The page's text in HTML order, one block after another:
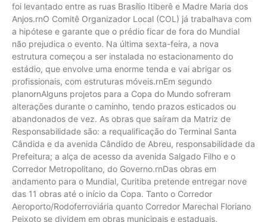
foi levantado entre as ruas Brasílio Itiberê e Madre Maria dos
Anjos.rnO Comitê Organizador Local (COL) já trabalhava com
a hipótese e garante que o prédio ficar de fora do Mundial
não prejudica o evento. Na última sexta-feira, a nova
estrutura começou a ser instalada no estacionamento do
estádio, que envolve uma enorme tenda e vai abrigar os
profissionais, com estruturas móveis.rnEm segundo
planornAlguns projetos para a Copa do Mundo sofreram
alterações durante o caminho, tendo prazos esticados ou
abandonados de vez. As obras que saíram da Matriz de
Responsabilidade são: a requalificação do Terminal Santa
Cândida e da avenida Cândido de Abreu, responsabilidade da
Prefeitura; a alça de acesso da avenida Salgado Filho e o
Corredor Metropolitano, do Governo.rnDas obras em
andamento para o Mundial, Curitiba pretende entregar nove
das 11 obras até o início da Copa. Tanto o Corredor
Aeroporto/Rodoferroviária quanto Corredor Marechal Floriano
Peixoto se dividem em obras municipais e estaduais,